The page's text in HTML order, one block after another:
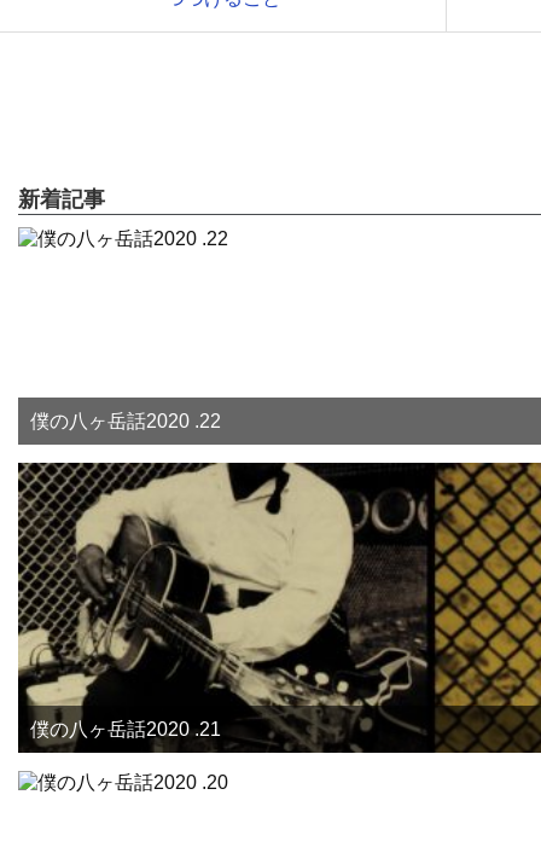
新着記事
僕の八ヶ岳話2020 .22
僕の八ヶ岳話2020 .21